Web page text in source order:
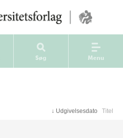
Søg Menu
↓ Udgivelsesdato Titel